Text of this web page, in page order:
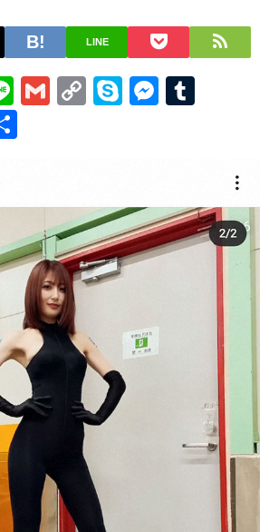
LINE
LineGmailCopySkype